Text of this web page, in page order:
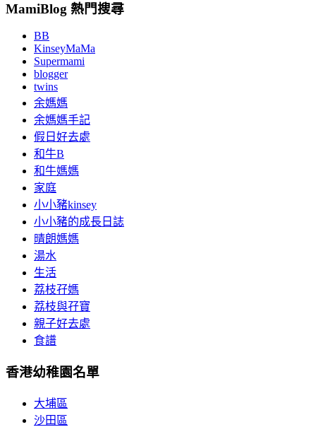
MamiBlog 熱門搜尋
BB
KinseyMaMa
Supermami
blogger
twins
余媽媽
余媽媽手記
假日好去處
和牛B
和牛媽媽
家庭
小小豬kinsey
小小豬的成長日誌
晴朗媽媽
湯水
生活
荔枝孖媽
荔枝與孖寶
親子好去處
食譜
香港幼稚園名單
大埔區
沙田區